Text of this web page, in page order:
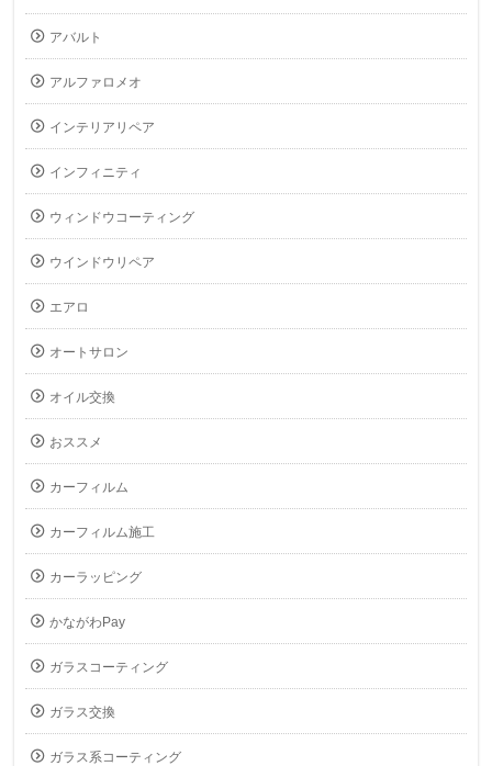
アバルト
アルファロメオ
インテリアリペア
インフィニティ
ウィンドウコーティング
ウインドウリペア
エアロ
オートサロン
オイル交換
おススメ
カーフィルム
カーフィルム施工
カーラッピング
かながわPay
ガラスコーティング
ガラス交換
ガラス系コーティング